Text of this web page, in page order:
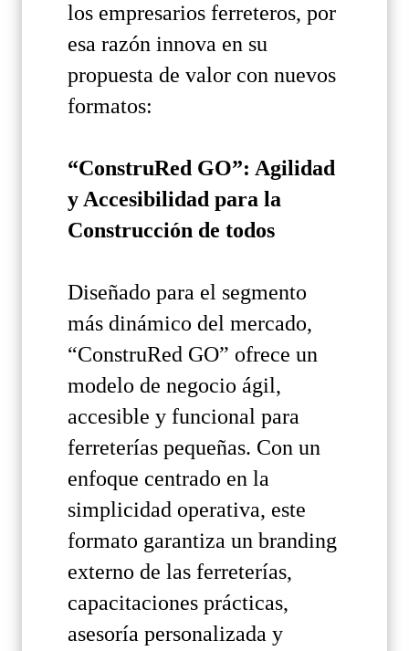
los empresarios ferreteros, por
esa razón innova en su
propuesta de valor con nuevos
formatos:
“ConstruRed GO”: Agilidad
y Accesibilidad para la
Construcción de todos
Diseñado para el segmento
más dinámico del mercado,
“ConstruRed GO” ofrece un
modelo de negocio ágil,
accesible y funcional para
ferreterías pequeñas. Con un
enfoque centrado en la
simplicidad operativa, este
formato garantiza un branding
externo de las ferreterías,
capacitaciones prácticas,
asesoría personalizada y